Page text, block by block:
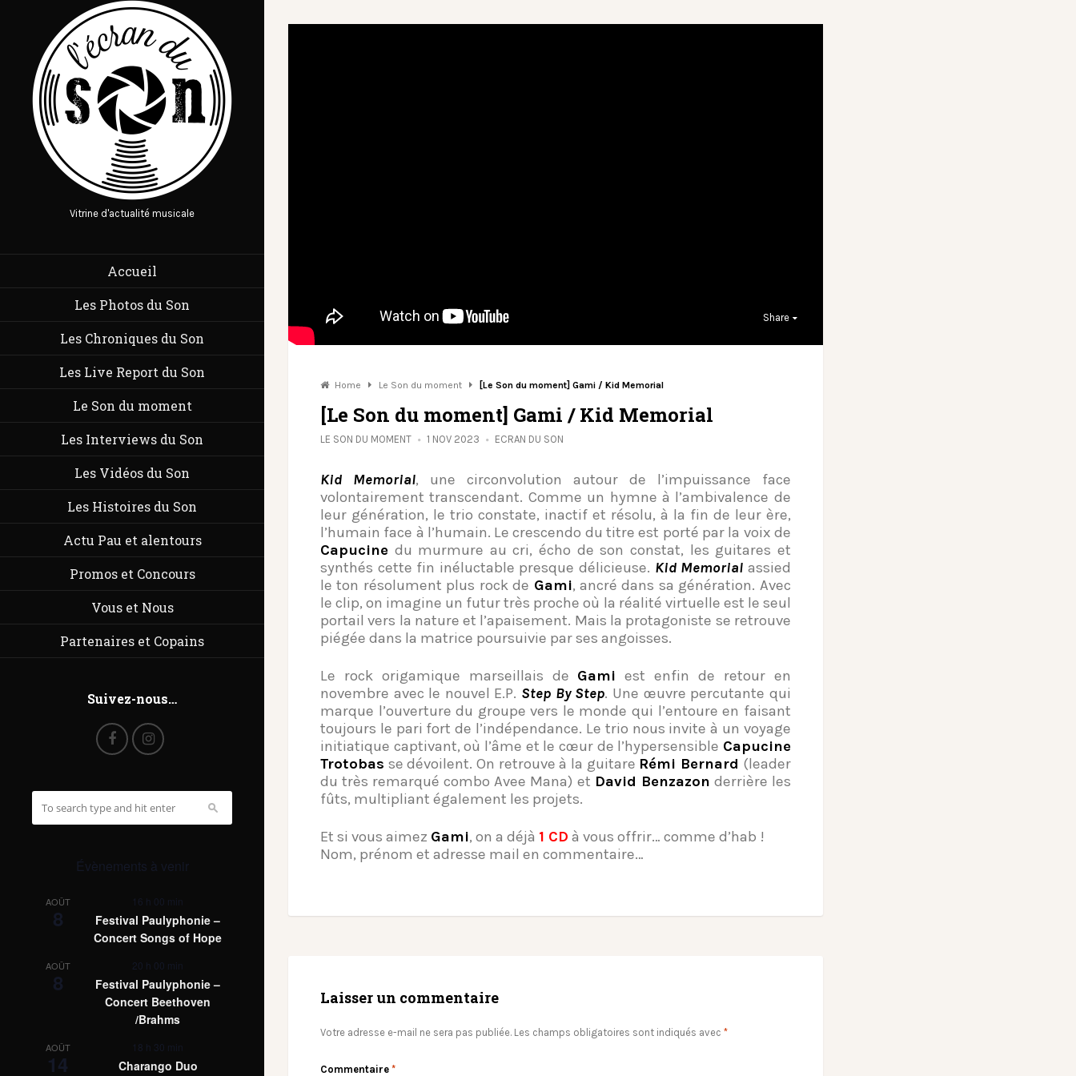
Vitrine d'actualité musicale
Accueil
Les Photos du Son
Les Chroniques du Son
Les Live Report du Son
Le Son du moment
Les Interviews du Son
Les Vidéos du Son
Les Histoires du Son
Actu Pau et alentours
Promos et Concours
Vous et Nous
Partenaires et Copains
Suivez-nous…
Évènements à venir
AOÛT
8
16 h 00 min
Festival Paulyphonie –
Concert Songs of Hope
AOÛT
8
20 h 00 min
Festival Paulyphonie –
Concert Beethoven
/Brahms
AOÛT
14
18 h 30 min
Charango Duo
Share
Home Le Son du moment [Le Son du moment] Gami / Kid Memorial
[Le Son du moment] Gami / Kid Memorial
LE SON DU MOMENT 1 NOV 2023 ECRAN DU SON
Kid Memorial, une circonvolution autour de l’impuissance face
volontairement transcendant. Comme un hymne à l’ambivalence de
leur génération, le trio constate, inactif et résolu, à la fin de leur ère,
l’humain face à l’humain. Le crescendo du titre est porté par la voix de
Capucine du murmure au cri, écho de son constat, les guitares et
synthés cette fin inéluctable presque délicieuse. Kid Memorial assied
le ton résolument plus rock de Gami, ancré dans sa génération. Avec
le clip, on imagine un futur très proche où la réalité virtuelle est le seul
portail vers la nature et l’apaisement. Mais la protagoniste se retrouve
piégée dans la matrice poursuivie par ses angoisses.
Le rock origamique marseillais de Gami est enfin de retour en
novembre avec le nouvel E.P. Step By Step. Une œuvre percutante qui
marque l’ouverture du groupe vers le monde qui l’entoure en faisant
toujours le pari fort de l’indépendance. Le trio nous invite à un voyage
initiatique captivant, où l’âme et le cœur de l’hypersensible Capucine
Trotobas se dévoilent. On retrouve à la guitare Rémi Bernard (leader
du très remarqué combo Avee Mana) et David Benzazon derrière les
fûts, multipliant également les projets.
Et si vous aimez Gami, on a déjà 1 CD à vous offrir… comme d’hab !
Nom, prénom et adresse mail en commentaire…
Laisser un commentaire
Votre adresse e-mail ne sera pas publiée. Les champs obligatoires sont indiqués avec *
Commentaire *